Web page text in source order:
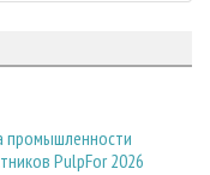
промышленности
PulpFor 2026